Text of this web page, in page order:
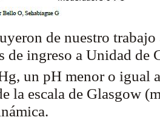
de nuestro
de ingreso a Unidad de
un pH menor o igual
la escala de Glasgow